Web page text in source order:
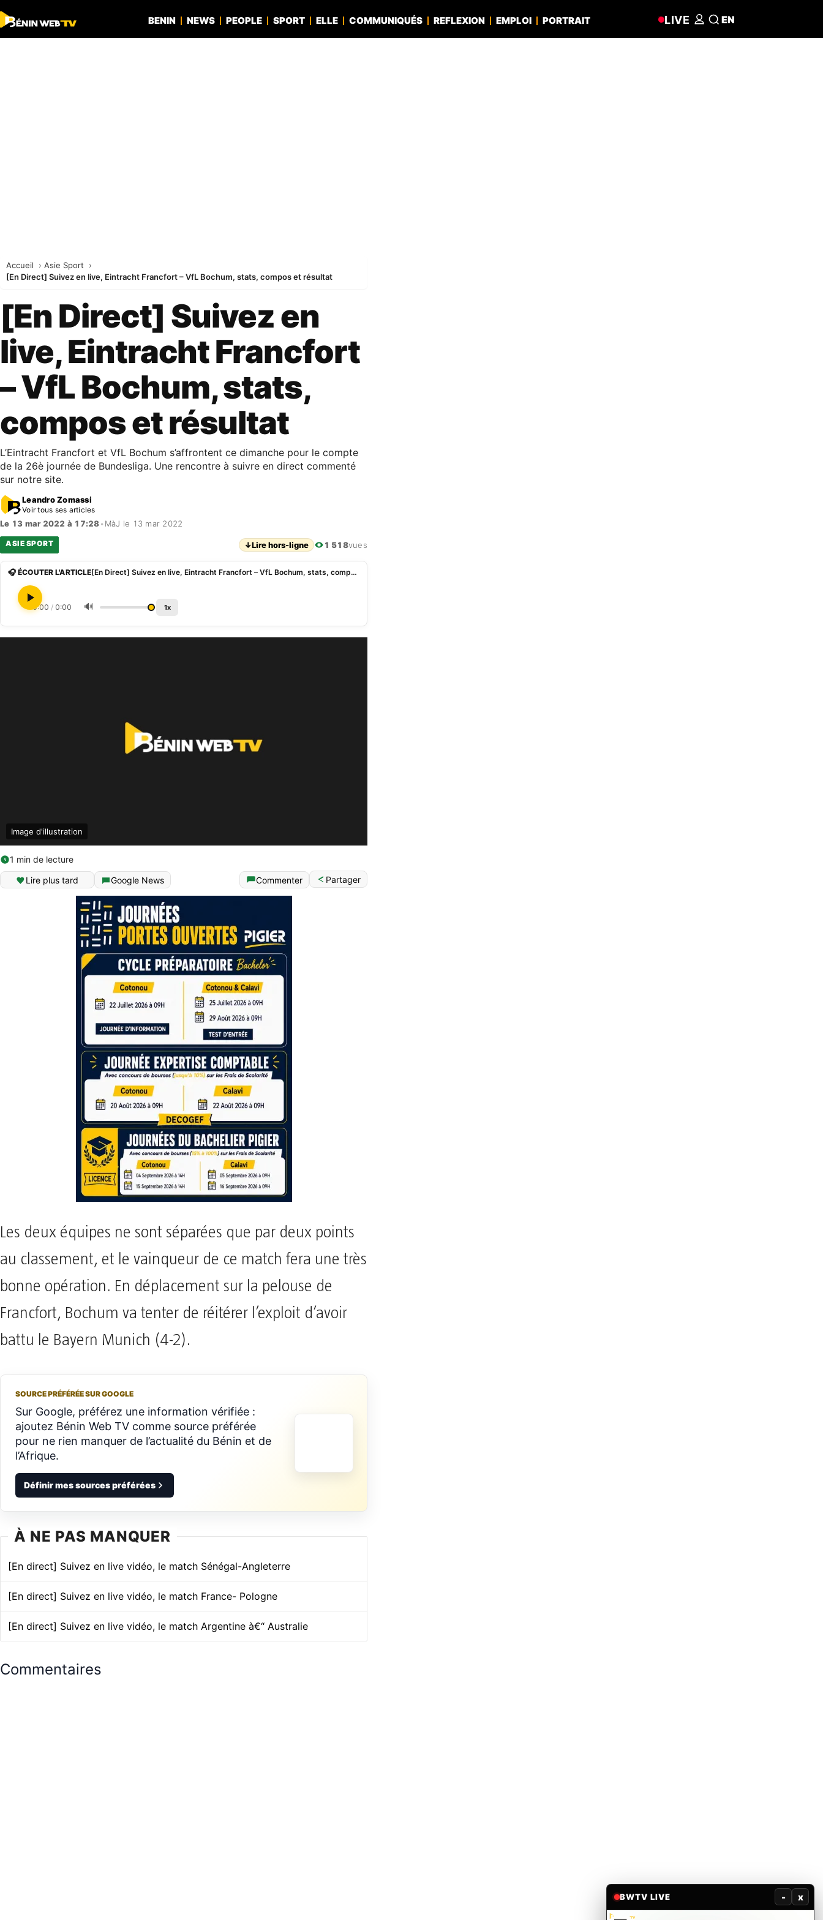
BENIN NEWS PEOPLE SPORT ELLE COMMUNIQUÉS REFLEXION EMPLOI PORTRAIT LIVE EN
Accueil
Asie Sport
[En Direct] Suivez en live, Eintracht Francfort – VfL Bochum, stats, compos et résultat
[En Direct] Suivez en
live, Eintracht Francfort
– VfL Bochum, stats,
compos et résultat
L’Eintracht Francfort et VfL Bochum s’affrontent ce dimanche pour le compte
de la 26è journée de Bundesliga. Une rencontre à suivre en direct commenté
sur notre site.
Leandro Zomassi
Voir tous ses articles
Le 13 mar 2022 à 17:28• MàJ le 13 mar 2022
ASIE SPORT ↓Lire hors-ligne 1 518vues
🎧 ÉCOUTER L'ARTICLE [En Direct] Suivez en live, Eintracht Francfort – VfL Bochum, stats, compos et résultat
0:00 / 0:00 🔊 1x
Image d'illustration
1 min de lecture
Lire plus tard
Google News Commenter Partager
Les deux équipes ne sont séparées que par deux points
au classement, et le vainqueur de ce match fera une très
bonne opération. En déplacement sur la pelouse de
Francfort, Bochum va tenter de réitérer l’exploit d’avoir
battu le Bayern Munich (4-2).
SOURCE PRÉFÉRÉE SUR GOOGLE
Sur Google, préférez une information vérifiée :
ajoutez Bénin Web TV comme source préférée
pour ne rien manquer de l’actualité du Bénin et de
l’Afrique.
Définir mes sources préférées
À NE PAS MANQUER
[En direct] Suivez en live vidéo, le match Sénégal-Angleterre
[En direct] Suivez en live vidéo, le match France- Pologne
[En direct] Suivez en live vidéo, le match Argentine à€“ Australie
Commentaires
BWTV LIVE - x